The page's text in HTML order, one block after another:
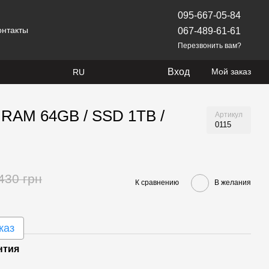
095-667-05-84
067-489-61-61
Перезвонить вам?
RU Вход Мой заказ
64GB / SSD 1TB /
Артикул
0115
грн К сравнению В желания